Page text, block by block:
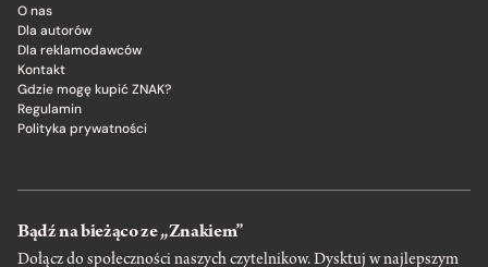
O nas
Dla autorów
Dla reklamodawców
Kontakt
Gdzie mogę kupić ZNAK?
Regulamin
Polityka prywatności
Bądź na bieżąco ze „Znakiem”
Dołącz do społeczności naszych czytelnikow. Dysktuj w najlepszym